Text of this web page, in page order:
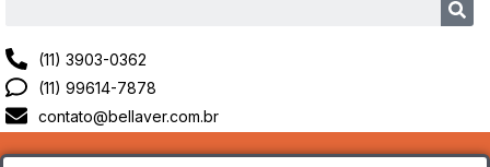
(11) 3903-0362
(11) 99614-7878
contato@bellaver.com.br